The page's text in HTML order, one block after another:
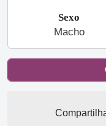
Sexo
Macho